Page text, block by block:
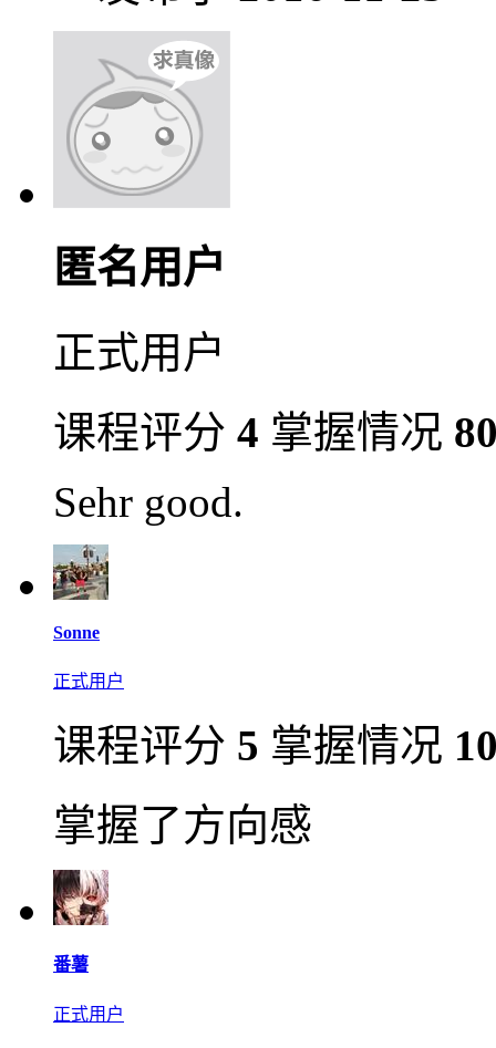
匿名用户
正式用户
课程评分 4 掌握情况
Sehr good.
Sonne
正式用户
课程评分 5 掌握情况
掌握了方向感
番薯
正式用户